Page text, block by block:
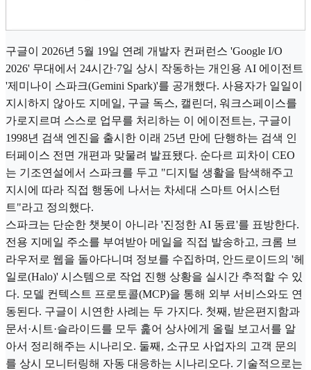
구글이 2026년 5월 19일 연례 개발자 컨퍼런스 'Google I/O
2026' 무대에서 24시간·7일 상시 작동하는 개인용 AI 에이전트
'제미나이 스파크(Gemini Spark)'를 공개했다. 사용자가 일일이
지시하지 않아도 지메일, 구글 독스, 캘린더, 워크스페이스를
가로지르며 스스로 업무를 처리하는 이 에이전트는, 구글이
1998년 검색 엔진을 출시한 이래 25년 만에 단행하는 검색 인
터페이스 전면 개편과 맞물려 발표됐다. 순다르 피차이 CEO
는 기조연설에서 스파크를 두고 "디지털 생활을 탐색해주고
지시에 따라 직접 행동에 나서는 차세대 스마트 어시스턴
트"라고 정의했다.
스파크는 단순한 챗봇이 아니라 '진정한 AI 동료'를 표방한다.
전용 지메일 주소를 부여받아 메일을 직접 발송하고, 크롬 브
라우저로 웹을 돌아다니며 정보를 수집하며, 안드로이드의 '헤
일로(Halo)' 시스템으로 작업 진행 상황을 실시간 추적할 수 있
다. 모델 컨텍스트 프로토콜(MCP)을 통해 외부 서비스와도 연
동된다. 구글이 시연한 사례는 두 가지다. 첫째, 받은편지함과
문서·시트·슬라이드를 모두 훑어 상사에게 올릴 보고서를 알
아서 정리해주는 시나리오. 둘째, 소규모 사업자의 고객 문의
를 상시 모니터링해 자동 대응하는 시나리오다. 기술적으로는